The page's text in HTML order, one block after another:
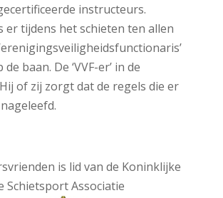
instructeurs.
er tijdens het schieten ten allen
baan. De ‘VVF-er’ in de
of zij zorgt dat de regels die er
is lid van de Koninklijke
Schietsport Associatie